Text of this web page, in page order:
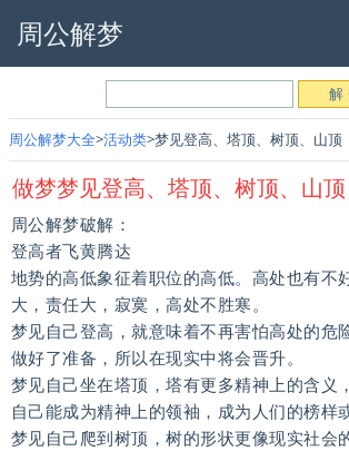
周公解梦
周公解梦大全 活动类 梦见登高、塔顶、树顶、山顶
做梦梦见登高、塔顶、树顶、山顶
周公解梦破解：
登高者飞黄腾达
地势的高低象征着职位的高低。高处也有不
大，责任大，寂寞，高处不胜寒。
梦见自己登高，就意味着不再害怕高处的危
做好了准备，所以在现实中将会晋升。
梦见自己坐在塔顶，塔有更多精神上的含义
自己能成为精神上的领袖，成为人们的榜样
梦见自己爬到树顶，树的形状更像现实社会